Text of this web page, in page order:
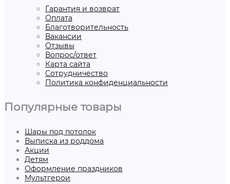
Гарантия и возврат
Оплата
Благотворительность
Вакансии
Отзывы
Вопрос/ответ
Карта сайта
Сотрудничество
Политика конфиденциальности
Популярные товары
Шары под потолок
Выписка из роддома
Акции
Детям
Оформление праздников
Мультгерои